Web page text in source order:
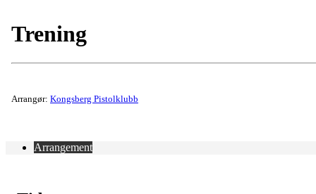
Trening
Arrangør: Kongsberg Pistolklubb
Arrangement